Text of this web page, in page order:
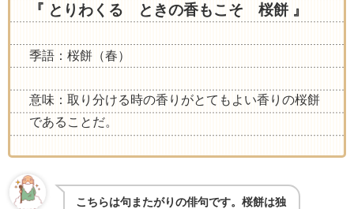
『 とりわくる ときの香もこそ 桜餅 』
季語：桜餅（春）
意味：取り分ける時の香りがとてもよい香りの桜餅
であることだ。
こちらは句またがりの俳句です。桜餅は独